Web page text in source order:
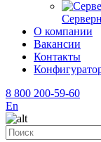
О компании
Вакансии
Контакты
8 800 200-59-60
En